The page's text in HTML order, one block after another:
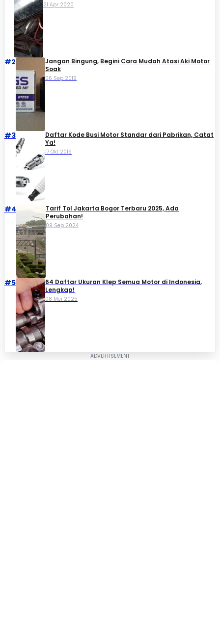
21 Apr 2020
#2
Jangan Bingung, Begini Cara Mudah Atasi Aki Motor
Soak
06 Sep 2019
#3
Daftar Kode Busi Motor Standar dari Pabrikan, Catat
Ya!
17 Okt 2019
#4
Tarif Tol Jakarta Bogor Terbaru 2025, Ada
Perubahan!
09 Sep 2024
#5
64 Daftar Ukuran Klep Semua Motor di Indonesia,
Lengkap!
08 Mei 2025